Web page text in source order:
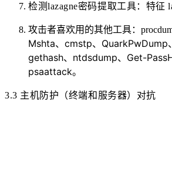
检测lazagne密码提取工具：特征
攻击者喜欢用的其他工具：
Mshta、 cmstp、 QuarkPwDump、
gethash、 ntdsdump、 Get-
psaattack。
3.3 主机防护（终端和服务器）对抗